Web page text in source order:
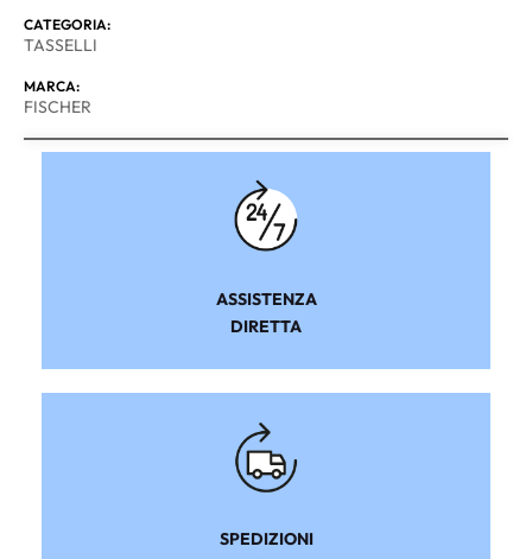
CATEGORIA:
TASSELLI
MARCA:
FISCHER
ASSISTENZA
DIRETTA
SPEDIZIONI